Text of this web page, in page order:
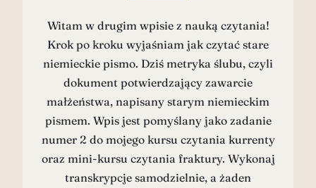
Witam w drugim wpisie z nauką czytania!
Krok po kroku wyjaśniam jak czytać stare
niemieckie pismo. Dziś metryka ślubu, czyli
dokument potwierdzający zawarcie
małżeństwa, napisany starym niemieckim
pismem. Wpis jest pomyślany jako zadanie
numer 2 do mojego kursu czytania kurrenty
oraz mini-kursu czytania fraktury. Wykonaj
transkrypcje samodzielnie, a żaden